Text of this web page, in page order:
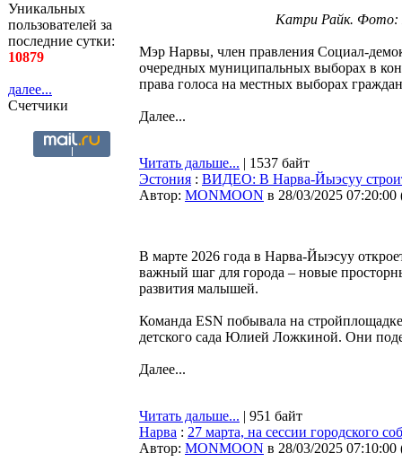
Уникальных
пользователей за
последние сутки:
10879
далее...
Счетчики
Катри Райк. Фото:
Мэр Нарвы, член правления Социал-
очередных муниципальных выборах в
права голоса на местных выборах
Далее...
Читать дальше... | 1537 байт
Эстония : ВИДЕО: В Нарва-Йыэсуу
Автор: MONMOON в 28/03/2025 07:20:00
В марте 2026 года в Нарва-Йыэсуу
важный шаг для города – новые
развития малышей.
Команда ESN побывала на
детского сада Юлией Ложкиной. Они
Далее...
Читать дальше... | 951 байт
Нарва : 27 марта, на сессии городского
Автор: MONMOON в 28/03/2025 07:10:00